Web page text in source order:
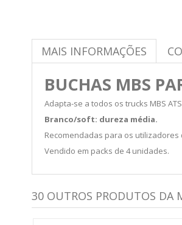
MAIS INFORMAÇÕES
BUCHAS MBS
Adapta-se a todos os trucks MBS
Branco/soft: dureza média.
Recomendadas para os utilizadores
Vendido em packs de 4 unidades.
30 OUTROS PRODUTOS DA